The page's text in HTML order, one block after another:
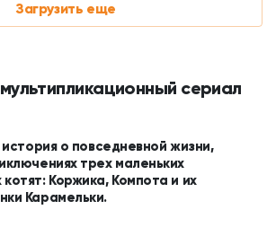
Загрузить еще
сериал
о повседневной жизни,
трех маленьких
Коржика, Компота и их
Карамельки.